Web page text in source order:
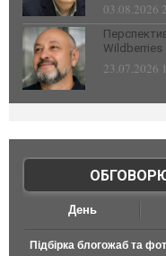
03.08.2026
Wildberries
23.07.2026
День
Підбірка блогожаб та